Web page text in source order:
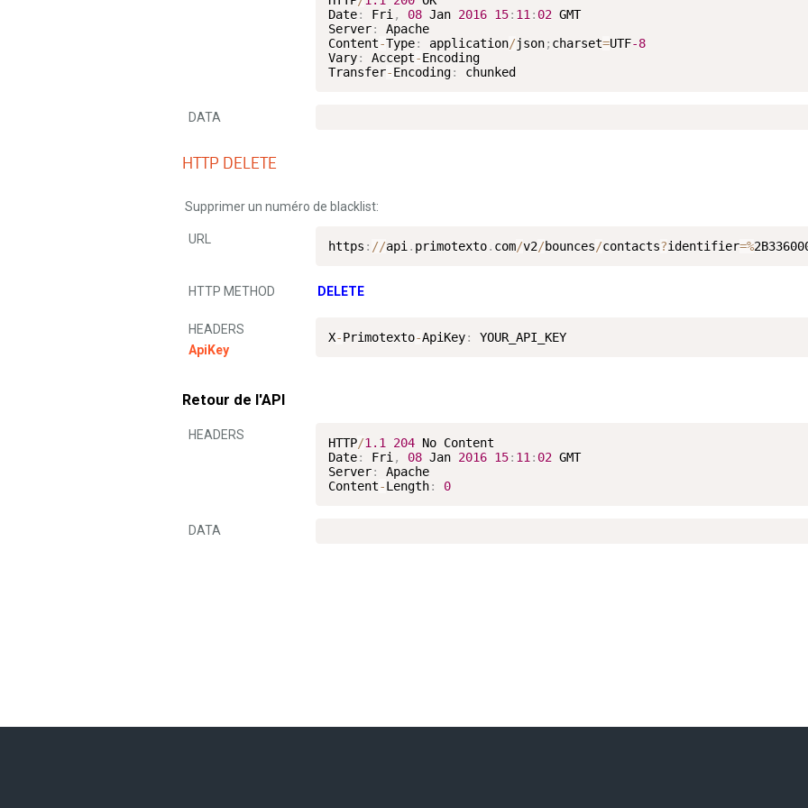
Date: Fri , 08 Jan 2016 15: 11 : 02 GMT
Server:
Apache
Content-Type: application/json; charset=UTF-8
Vary: Accept-Encoding
Transfer-Encoding:
DATA
HTTP DELETE
Supprimer un numéro de blacklist:
URL
https : //api . primotexto. com/v2/bounces/contacts?identifier=%
HTTP METHOD DELETE
HEADERS
ApiKey
X-Primotexto-ApiKey: YOUR_API_KEY
Retour de l'API
HEADERS
HTTP/1.1 204 No Content
Date: Fri , 08 Jan 2016 15: 11 : 02 GMT
Server:
Apache
Content-Length: 0
DATA